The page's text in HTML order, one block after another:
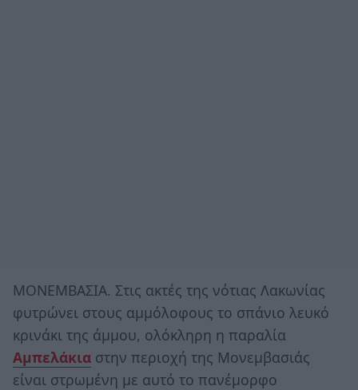
ΜΟΝΕΜΒΑΣΙΑ. Στις ακτές της νότιας Λακωνίας
φυτρώνει στους αμμόλοφους το σπάνιο λευκό
κρινάκι της άμμου, ολόκληρη η παραλία
Αμπελάκια στην περιοχή της Μονεμβασιάς
είναι στρωμένη με αυτό το πανέμορφο